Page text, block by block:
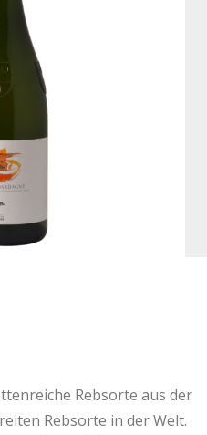
Rebsorte aus der
Rebsorte in der Welt.